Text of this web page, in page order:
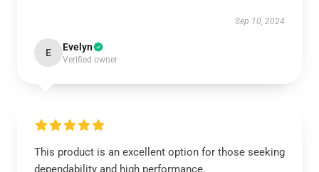
Sep 10, 2024
E Evelyn
Verified owner
This product is an excellent option for those seeking
dependability and high performance.